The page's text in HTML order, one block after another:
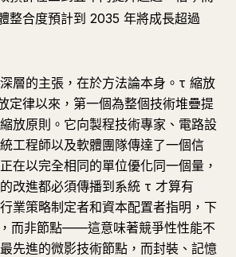
整合度預計到 2035 年將成長超過
層的主張，在於方法論本身。τ 縮放
定律以來，第一個為整個技術堆疊提
放原則。它向製程技術專家、電路設
工程師以及軟體團隊傳達了一個信
在以完全相同的單位優化同一個量，
改進都必須傳播到系統 τ 才算有
業策略制定者和資本配置者指明，下
而非節點——這意味著競爭性性能不
先進的微影技術節點，而封裝、記憶